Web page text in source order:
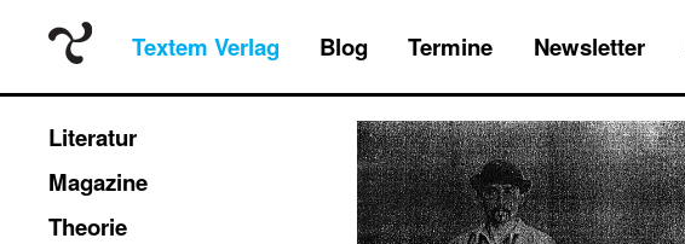
Textem Verlag Blog Termine Newsletter
Literatur
Magazine
Theorie